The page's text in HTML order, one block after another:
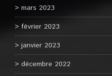
mars 2023
février 2023
janvier 2023
décembre 2022